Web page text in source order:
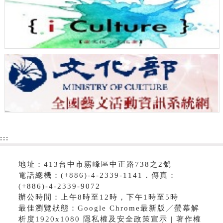
:::
地址：413台中市霧峰區中正路738之2號
電話總機：(+886)-4-2339-1141．傳真：
(+886)-4-2339-9072
辦公時間：上午8時至12時，下午1時至5時
最佳瀏覽狀態：Google Chrome最新版╱螢幕解
析度1920x1080 隱私權及安全政策宣示 | 著作權